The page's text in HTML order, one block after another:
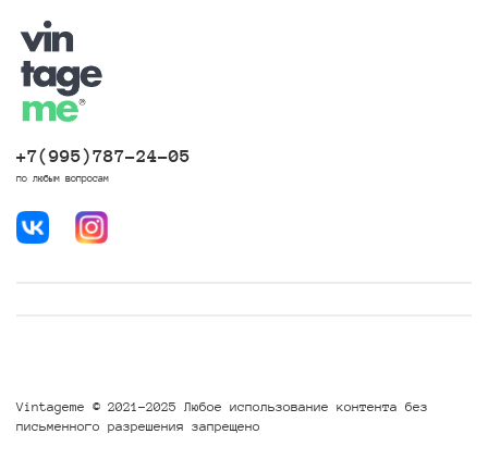
+7(995)787-24-05
по любым вопросам
Vintageme © 2021-2025 Любое использование контента без
письменного разрешения запрещено